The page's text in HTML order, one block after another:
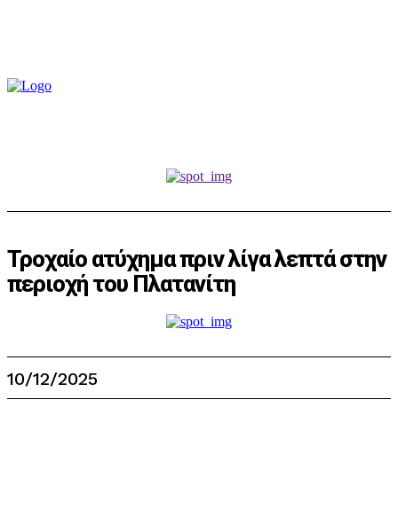
Τροχαίο ατύχημα πριν λίγα λεπτά στην
περιοχή του Πλατανίτη
10/12/2025